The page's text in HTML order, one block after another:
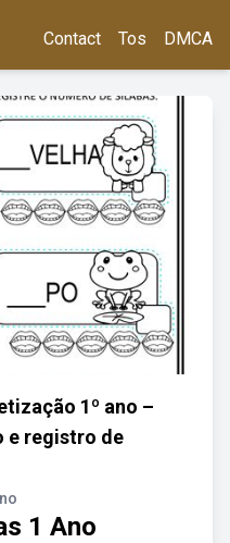
Contact Tos DMCA
1º ano –
e registro de
1 Ano